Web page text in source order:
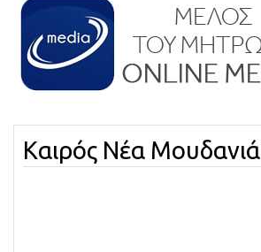
Καιρός Νέα Μουδανιά